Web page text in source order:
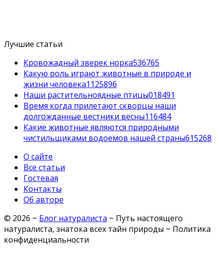
Лучшие статьи
Кровожадный зверек норка536765
Какую роль играют животные в природе и
жизни человека1125896
Наши растительноядные птицы018491
Время когда прилетают скворцы наши
долгожданные вестники весны1 16484
Какие животные являются природными
чистильщиками водоемов нашей страны615268
О сайте
Все статьи
Гостевая
Контакты
Об авторе
© 2026 ~ Блог натуралиста ~ Путь настоящего
натуралиста, знатока всех тайн природы ~ Политика
конфиденциальности